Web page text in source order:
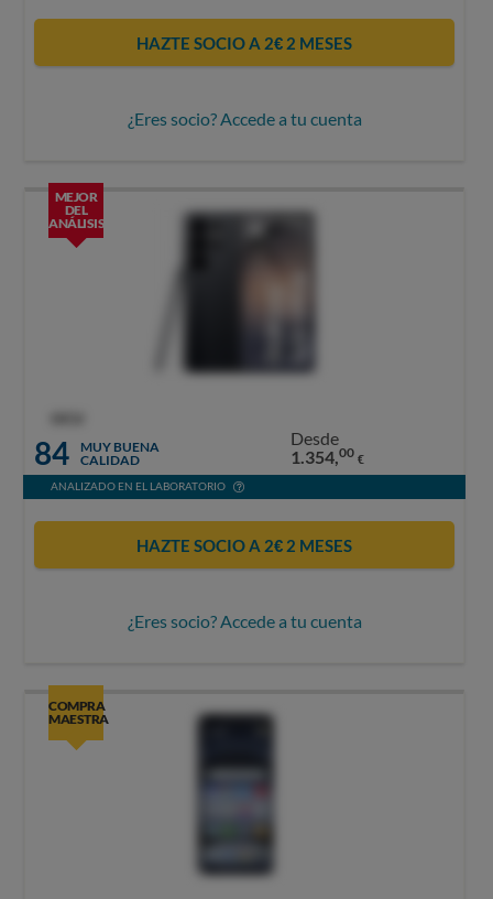
HAZTE SOCIO A 2€ 2 MESES
¿Eres socio? Accede a tu cuenta
MEJOR
DEL
ANÁLISIS
84
MUY BUENA
CALIDAD
Desde
1.354,00 €
ANALIZADO EN EL LABORATORIO
HAZTE SOCIO A 2€ 2 MESES
¿Eres socio? Accede a tu cuenta
COMPRA
MAESTRA